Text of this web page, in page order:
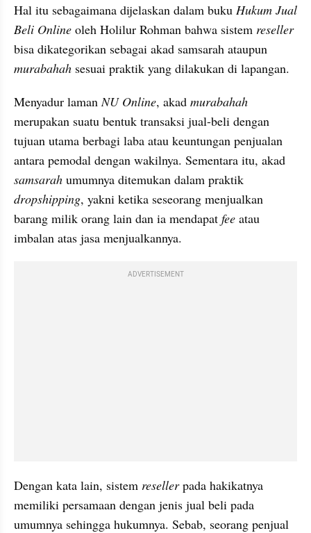
Hal itu sebagaimana dijelaskan dalam buku Hukum Jual
Beli Online oleh Holilur Rohman bahwa sistem reseller
murabahah sesuai praktik yang dilakukan di lapangan.
Menyadur laman NU Online, akad murabahah
merupakan suatu bentuk transaksi jual-beli dengan
tujuan utama berbagi laba atau keuntungan penjualan
samsarah
dropshipping, yakni ketika seseorang menjualkan
barang milik orang lain dan ia mendapat fee atau
imbalan atas jasa menjualkannya.
ADVERTISEMENT
Dengan kata lain, sistem reseller pada hakikatnya
memiliki persamaan dengan jenis jual beli pada
umumnya sehingga hukumnya. Sebab, seorang penjual